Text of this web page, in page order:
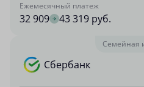
Ежемесячный платеж
32 909 43 319 руб.
Семейная
Сбербанк